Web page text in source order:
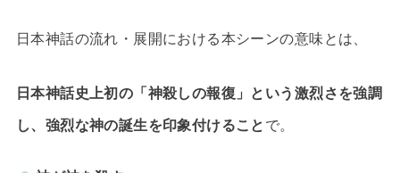
日本神話の流れ・展開における本シーンの意味とは、
日本神話史上初の「神殺しの報復」という激烈さを強調
し、強烈な神の誕生を印象付けることで。